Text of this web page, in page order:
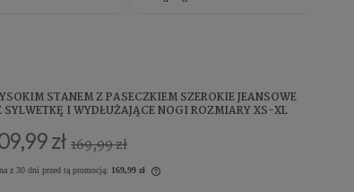
STANEM Z PASECZKIEM SZEROKIE JEANSOWE
I WYDŁUŻAJĄCE NOGI ROZMIARY XS-XL
zł 169,99 zł
z 30 dni przed tą promocją: 169,99 zł